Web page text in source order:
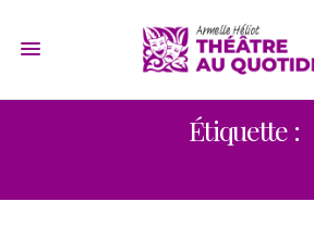
Étiquette :